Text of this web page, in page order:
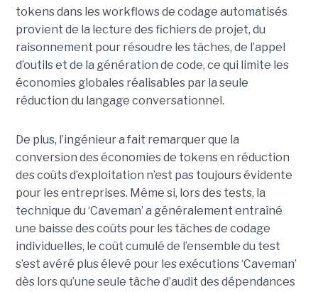
tokens dans les workflows de codage automatisés
provient de la lecture des fichiers de projet, du
raisonnement pour résoudre les tâches, de l’appel
d’outils et de la génération de code, ce qui limite les
économies globales réalisables par la seule
réduction du langage conversationnel.
De plus, l’ingénieur a fait remarquer que la
conversion des économies de tokens en réduction
des coûts d’exploitation n’est pas toujours évidente
pour les entreprises. Même si, lors des tests, la
technique du ‘Caveman’ a généralement entraîné
une baisse des coûts pour les tâches de codage
individuelles, le coût cumulé de l’ensemble du test
s’est avéré plus élevé pour les exécutions ‘Caveman’
dès lors qu’une seule tâche d’audit des dépendances